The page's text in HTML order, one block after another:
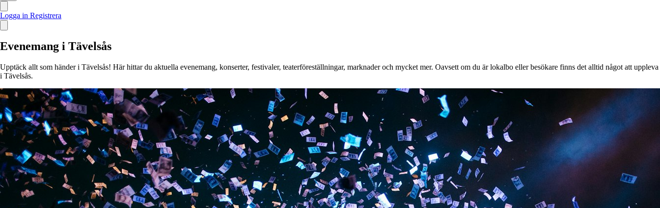
Logga in Registrera
Evenemang i Tävelsås
Upptäck allt som händer i Tävelsås! Här hittar du aktuella evenemang, konserter, festivaler, teaterföreställningar, marknader och mycket mer. Oavsett om du är lokalbo eller besökare finns det alltid något att uppleva
i Tävelsås.